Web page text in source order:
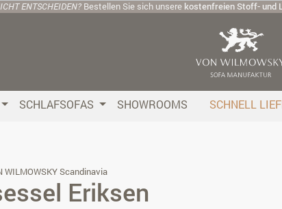
ENTSCHEIDEN? Bestellen Sie sich unsere kostenfreien Stoff- und
SCHLAFSOFAS SHOWROOMS SCHNELL
WILMOWSKY Scandinavia
Eriksen